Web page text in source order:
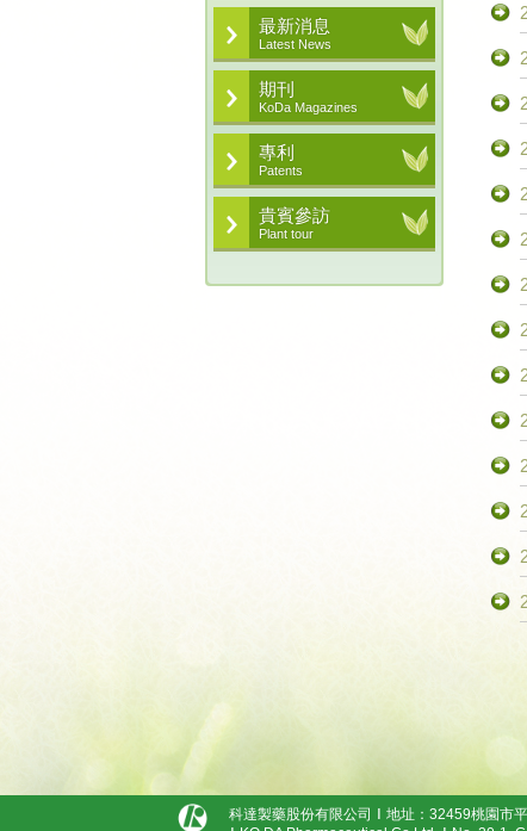
最新消息
Latest News
期刊
KoDa Magazines
專利
Patents
貴賓參訪
Plant tour
科達製藥股份有限公司 地址：32459桃園市